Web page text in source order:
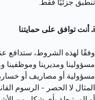
تنطبق جزئيًا فقط.
أنت توافق على حمايتنا
وفقًا لهذه الشروط، ستدافع
مسؤولينا ومديرينا
مسؤولية أو مصاريف أو
المثال لا الحصر - الرسوم